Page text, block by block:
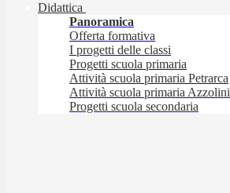
Didattica
Panoramica
Offerta formativa
I progetti delle classi
Progetti scuola primaria
Attività scuola primaria Petrarca
Attività scuola primaria Azzolini
Progetti scuola secondaria